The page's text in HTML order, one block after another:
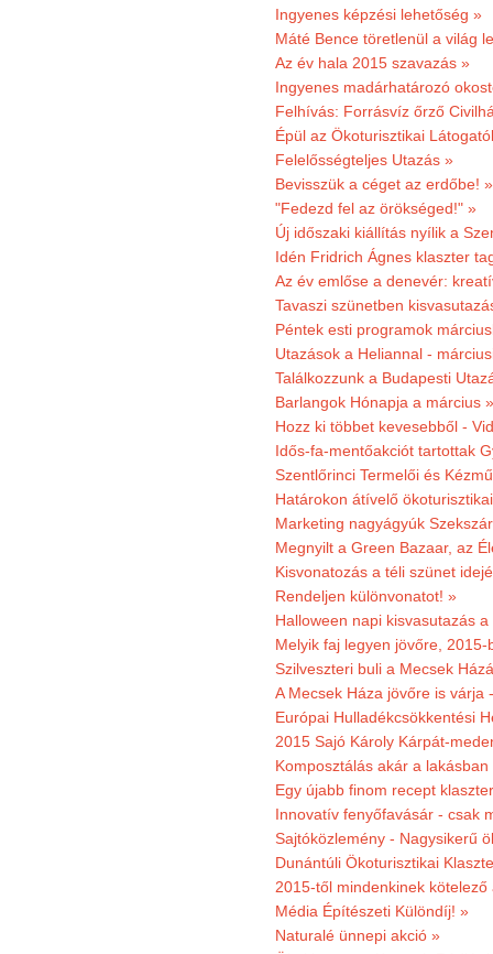
Ingyenes képzési lehetőség »
Máté Bence töretlenül a világ
Az év hala 2015 szavazás »
Ingyenes madárhatározó
Felhívás: Forrásvíz őrző
Épül az Ökoturisztikai
Felelősségteljes Utazás »
Bevisszük a céget az erdőbe! »
"Fedezd fel az örökséged!" »
Új időszaki kiállítás nyílik a
Idén Fridrich Ágnes klaszter
Az év emlőse a denevér:
Tavaszi szünetben
Péntek esti programok
Utazások a Heliannal -
Találkozzunk a Budapesti
Barlangok Hónapja a március »
Hozz ki többet kevesebből -
Idős-fa-mentőakciót tartottak
Szentlőrinci Termelői és
Határokon átívelő
Marketing nagyágyúk
Megnyilt a Green Bazaar, az
Kisvonatozás a téli szünet
Rendeljen különvonatot! »
Halloween napi kisvasutazás
Melyik faj legyen jövőre,
Szilveszteri buli a Mecsek
A Mecsek Háza jövőre is várja
Európai Hulladékcsökkentési
2015 Sajó Károly Kárpát-
Komposztálás akár a lakásban
Egy újabb finom recept
Innovatív fenyőfavásár - csak
Sajtóközlemény - Nagysikerű
Dunántúli Ökoturisztikai
2015-től mindenkinek
Média Építészeti Különdíj! »
Naturalé ünnepi akció »